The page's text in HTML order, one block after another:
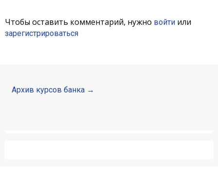
Акции
Чтобы оставить комментарий, нужно войти или
зарегистрироваться
Архив курсов банка